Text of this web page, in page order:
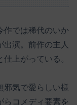
作では稀代のいか
出演。前作の主人
上がっている。
邪気で愛らしい様
らコメディ要素を